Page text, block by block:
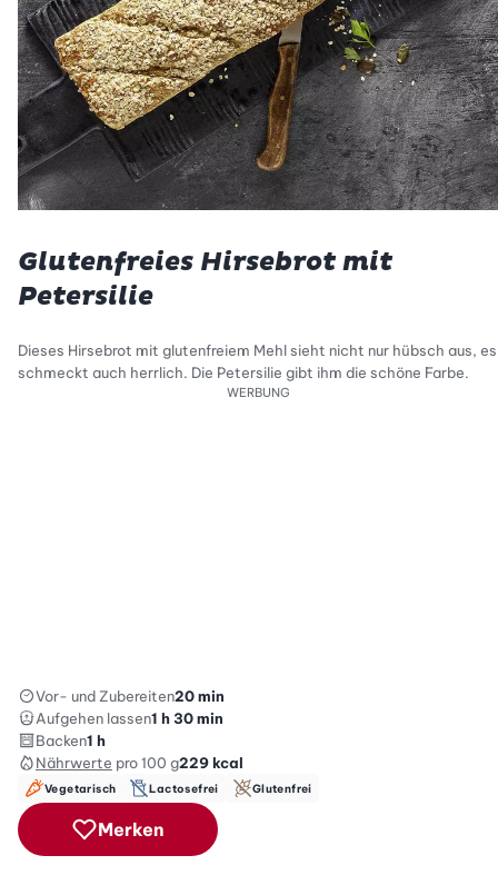
Glutenfreies Hirsebrot mit
Petersilie
Dieses Hirsebrot mit glutenfreiem Mehl sieht nicht nur hübsch aus, es
schmeckt auch herrlich. Die Petersilie gibt ihm die schöne Farbe.
WERBUNG
Vor- und Zubereiten20 min
Aufgehen lassen1 h 30 min
Backen1 h
Nährwerte pro 100 g229kcal
Vegetarisch Lactosefrei Glutenfrei
Merken